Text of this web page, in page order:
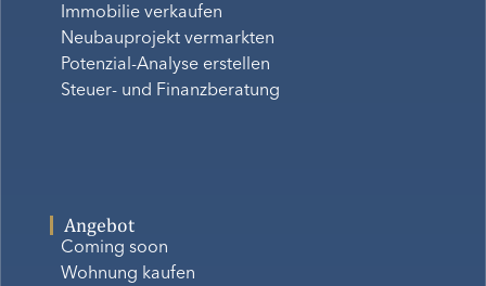
Immobilie verkaufen
Neubauprojekt vermarkten
Potenzial-Analyse erstellen
Steuer- und Finanzberatung
Angebot
Coming soon
Wohnung kaufen